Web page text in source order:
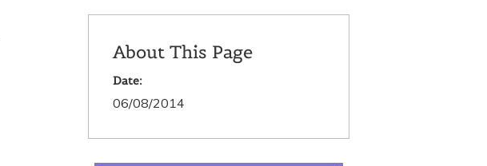
About This Page
Date:
06/08/2014